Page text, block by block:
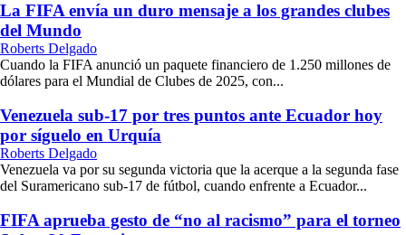
La FIFA envía un duro mensaje a los grandes clubes
del Mundo
Roberts Delgado
Cuando la FIFA anunció un paquete financiero de 1.250 millones de
dólares para el Mundial de Clubes de 2025, con...
Venezuela sub-17 por tres puntos ante Ecuador hoy
por síguelo en Urquía
Roberts Delgado
Venezuela va por su segunda victoria que la acerque a la segunda fase
del Suramericano sub-17 de fútbol, cuando enfrente a Ecuador...
FIFA aprueba gesto de “no al racismo” para el torneo